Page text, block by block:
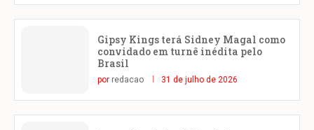
Gipsy Kings terá Sidney Magal como
convidado em turnê inédita pelo
Brasil
por redacao 31 de julho de 2026